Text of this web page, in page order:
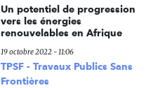
Un potentiel de progression
vers les énergies
renouvelables en Afrique
19 octobre 2022 - 11:06
TPSF - Travaux Publics Sans
Frontières